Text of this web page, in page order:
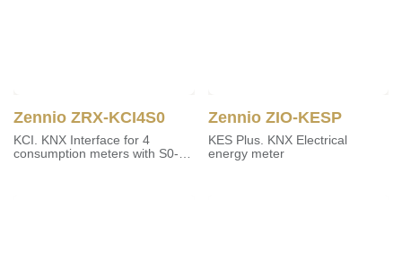
Zennio ZRX-KCI4S0
KCI. KNX Interface for 4
consumption meters with S0-
Zennio ZIO-KESP
KES Plus. KNX Electrical
energy meter